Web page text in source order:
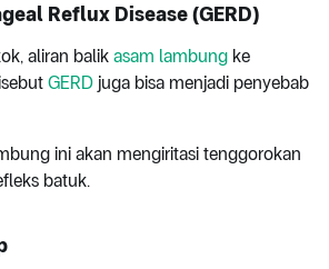
Reflux Disease (GERD)
aliran balik asam lambung ke
GERD juga bisa menjadi penyebab
ini akan mengiritasi tenggorokan
batuk.